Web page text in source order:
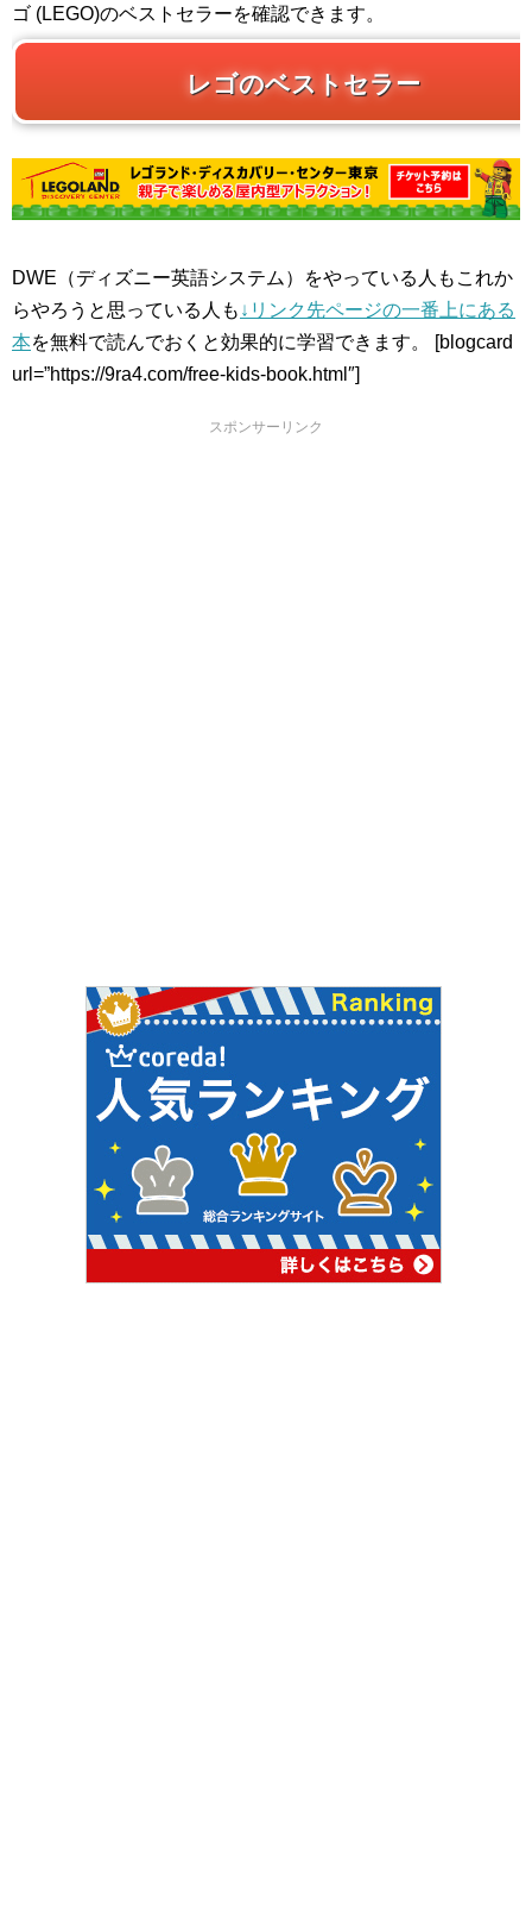
ゴ (LEGO)のベストセラーを確認できます。
レゴのベストセラー
DWE（ディズニー英語システム）をやっている人もこれか
らやろうと思っている人も ↓リンク先ページの一番上にある
本を無料で読んでおくと効果的に学習できます。 [blogcard
url=”https://9ra4.com/free-kids-book.html″]
スポンサーリンク